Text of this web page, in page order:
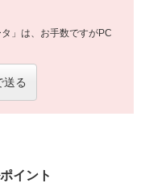
」は、お手数ですがPC
送る
イント